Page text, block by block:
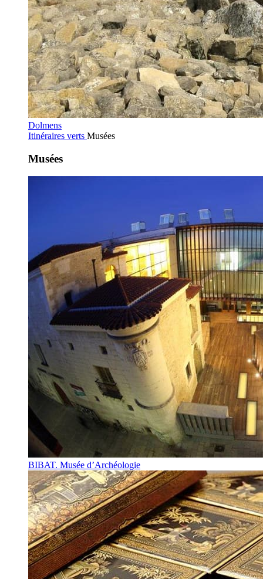
Dolmens
Itinéraires verts Musées
Musées
BIBAT. Musée d’Archéologie